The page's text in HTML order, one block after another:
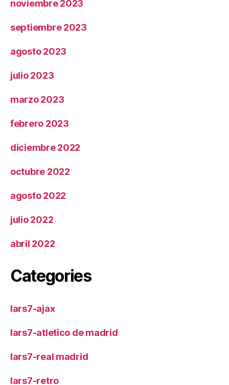
noviembre 2023
septiembre 2023
agosto 2023
julio 2023
marzo 2023
febrero 2023
diciembre 2022
octubre 2022
agosto 2022
julio 2022
abril 2022
Categories
lars7-ajax
lars7-atletico de madrid
lars7-real madrid
lars7-retro